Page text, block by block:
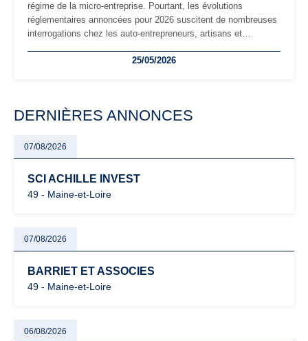
régime de la micro-entreprise. Pourtant, les évolutions
réglementaires annoncées pour 2026 suscitent de nombreuses
interrogations chez les auto-entrepreneurs, artisans et
facturation ou risque de bascule vers la TVA : les règles
25/05/2026
DERNIÈRES ANNONCES
07/08/2026
SCI ACHILLE INVEST
49 - Maine-et-Loire
07/08/2026
BARRIET ET ASSOCIES
49 - Maine-et-Loire
06/08/2026